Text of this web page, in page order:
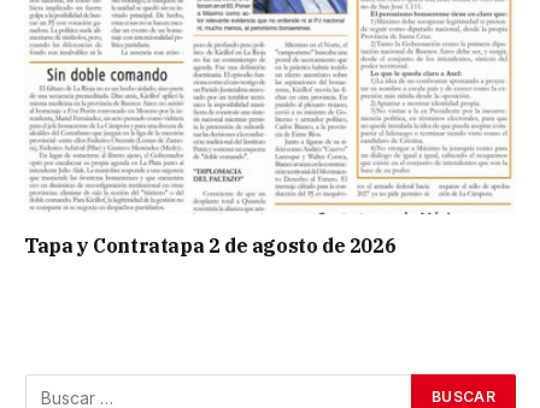
Tapa y Contratapa 2 de agosto de 2026